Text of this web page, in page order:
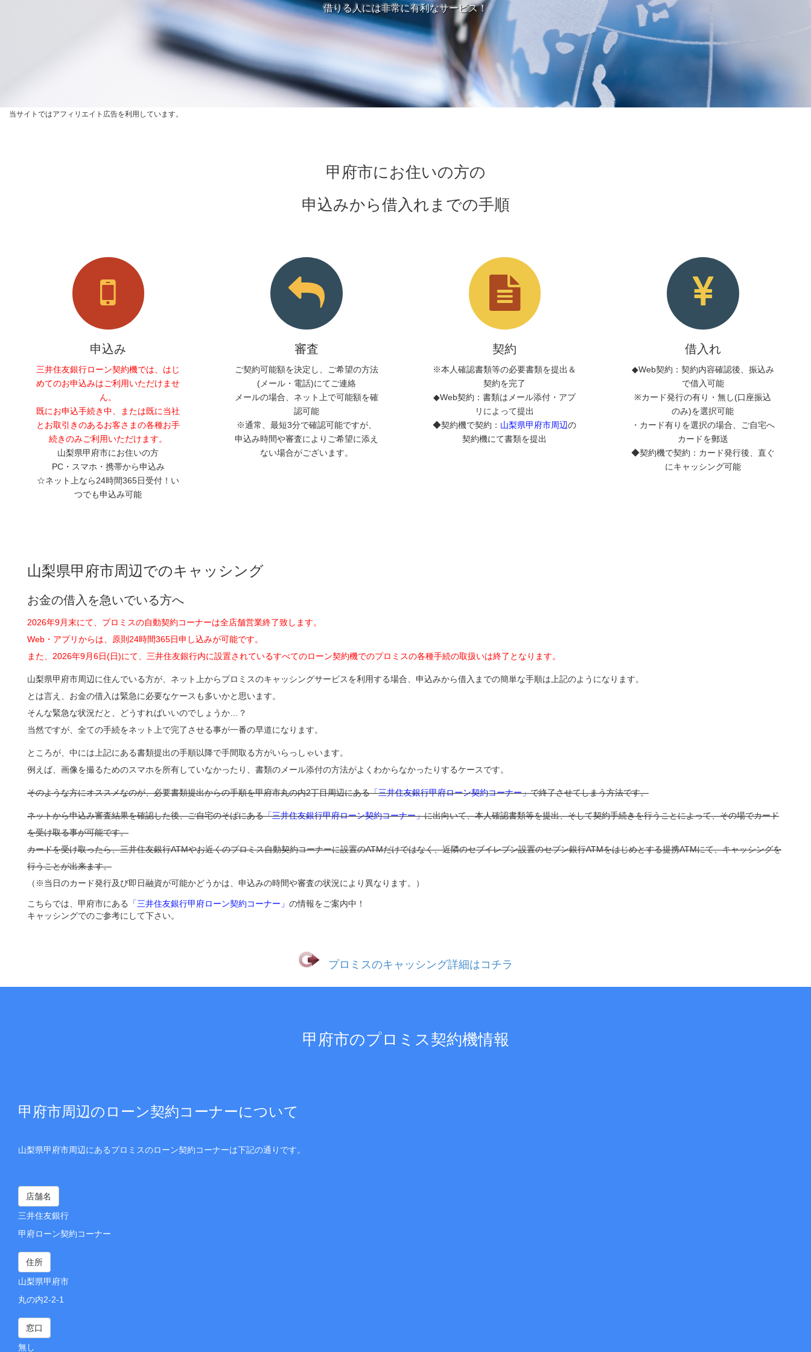
借りる人には非常に有利なサービス！
当サイトではアフィリエイト広告を利用しています。
甲府市にお住いの方の
申込みから借入れまでの手順
申込み
三井住友銀行ローン契約機では、はじ
めてのお申込みはご利用いただけませ
ん。
既にお申込手続き中、または既に当社
とお取引きのあるお客さまの各種お手
続きのみご利用いただけます。
山梨県甲府市にお住いの方
PC・スマホ・携帯から申込み
☆ネット上なら24時間365日受付！い
つでも申込み可能
審査
ご契約可能額を決定し、ご希望の方法
(メール・電話)にてご連絡
メールの場合、ネット上で可能額を確
認可能
※通常、最短3分で確認可能ですが、
申込み時間や審査によりご希望に添え
ない場合がございます。
契約
※本人確認書類等の必要書類を提出＆
契約を完了
◆Web契約：書類はメール添付・アプ
リによって提出
◆契約機で契約： 山梨県甲府市周辺の
契約機にて書類を提出
借入れ
◆Web契約：契約内容確認後、振込み
で借入可能
※カード発行の有り・無し(口座振込
のみ)を選択可能
・カード有りを選択の場合、ご自宅へ
カードを郵送
◆契約機で契約：カード発行後、直ぐ
にキャッシング可能
山梨県甲府市周辺でのキャッシング
お金の借入を急いでいる方へ
2026年9月末にて、プロミスの自動契約コーナーは全店舗営業終了致します。
Web・アプリからは、原則24時間365日申し込みが可能です。
また、2026年9月6日(日)にて、三井住友銀行内に設置されているすべてのローン契約機でのプロミスの各種手続の取扱いは終了となります。
山梨県甲府市周辺に住んでいる方が、ネット上からプロミスのキャッシングサービスを利用する場合、申込みから借入までの簡単な手順は上記のようになります。
とは言え、お金の借入は緊急に必要なケースも多いかと思います。
そんな緊急な状況だと、どうすればいいのでしょうか…？
当然ですが、全ての手続をネット上で完了させる事が一番の早道になります。
ところが、中には上記にある書類提出の手順以降で手間取る方がいらっしゃいます。
例えば、画像を撮るためのスマホを所有していなかったり、書類のメール添付の方法がよくわからなかったりするケースです。
そのような方にオススメなのが、必要書類提出からの手順を甲府市丸の内2丁目周辺にある「三井住友銀行甲府ローン契約コーナー」で終了させてしまう方法です。
ネットから申込み審査結果を確認した後、ご自宅のそばにある「三井住友銀行甲府ローン契約コーナー」に出向いて、本人確認書類等を提出、そして契約手続きを行うことによって、その場でカード
を受け取る事が可能です。
カードを受け取ったら、三井住友銀行ATMやお近くのプロミス自動契約コーナーに設置のATMだけではなく、近隣のセブイレブン設置のセブン銀行ATMをはじめとする提携ATMにて、キャッシングを
行うことが出来ます。
（※当日のカード発行及び即日融資が可能かどうかは、申込みの時間や審査の状況により異なります。）
こちらでは、甲府市にある 「三井住友銀行甲府ローン契約コーナー」 の情報をご案内中！
キャッシングでのご参考にして下さい。
プロミスのキャッシング詳細はコチラ
甲府市のプロミス契約機情報
甲府市周辺のローン契約コーナーについて
山梨県甲府市周辺にあるプロミスのローン契約コーナーは下記の通りです。
店舗名
三井住友銀行
甲府ローン契約コーナー
住所
山梨県甲府市
丸の内2-2-1
窓口
無し